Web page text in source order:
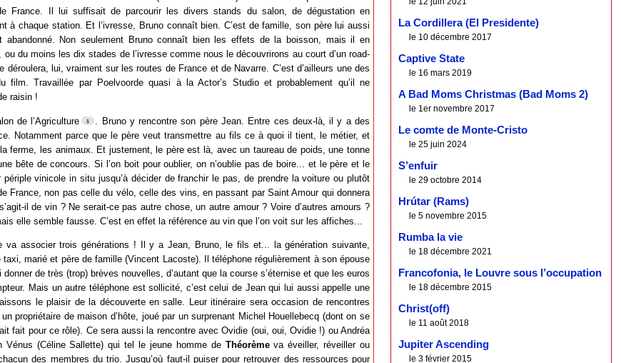
France. Il lui suffisait de parcourir les divers stands du salon, de dégustation en
à chaque station. Et l’ivresse, Bruno connaît bien. C’est de famille, son père lui aussi
abandonné. Non seulement Bruno connaît bien les effets de la boisson, mais il en
du moins les dix stades de l’ivresse comme nous le découvrirons au court d’un road-
déroulera, lui, vraiment sur les routes de France et de Navarre. C’est d’ailleurs une des
film. Travaillée par Poelvoorde quasi à la Actor’s Studio et probablement qu’il ne
raisin !
de l’Agriculture
. Bruno y rencontre son père Jean. Entre ces deux-là, il y a des
Notamment parce que le père veut transmettre au fils ce à quoi il tient, le métier, et
ferme, les animaux. Et justement, le père est là, avec un taureau de poids, une tonne
bête de concours. Si l’on boit pour oublier, on n’oublie pas de boire... et le père et le
vinicole in situ jusqu’à décider de franchir le pas, de prendre la voiture ou plutôt
France, non pas celle du vélo, celle des vins, en passant par Saint Amour qui donnera
il de vin ? Ne serait-ce pas autre chose, un autre amour ? Voire d’autres amours ?
elle semble fausse. C’est en effet la référence au vin que l’on voit sur les affiches...
va associer trois générations ! Il y a Jean, Bruno, le fils et... la génération suivante,
taxi, marié et père de famille (Vincent Lacoste). Il téléphone régulièrement à son épouse
de très (trop) brèves nouvelles, d’autant que la course s’éternise et que les euros
Mais un autre téléphone est sollicité, c’est celui de Jean qui lui aussi appelle une
le plaisir de la découverte en salle. Leur itinéraire sera occasion de rencontres
propriétaire de maison d’hôte, joué par un surprenant Michel Houellebecq (dont on se
fait pour ce rôle). Ce sera aussi la rencontre avec Ovidie (oui, oui, Ovidie !) ou Andréa
Vénus (Céline Sallette) qui tel le jeune homme de Théorèmeva éveiller, réveiller ou
des membres du trio. Jusqu’où faut-il puiser pour retrouver des ressources pour
La Cordillera (El Presidente)
le 10 décembre 2017
Captive State
le 16 mars 2019
A Bad Moms Christmas (Bad Moms 2)
le 1er novembre 2017
Le comte de Monte-Cristo
le 25 juin 2024
S’enfuir
le 29 octobre 2014
Hrútar (Rams)
le 5 novembre 2015
Rumba la vie
le 18 décembre 2021
Francofonia, le Louvre sous l’occupation
le 18 décembre 2015
Christ(off)
le 11 août 2018
Jupiter Ascending
le 3 février 2015